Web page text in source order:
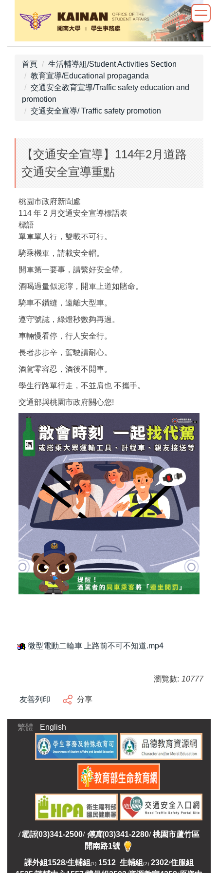
首頁
生活輔導組/Student Activities Section
教育宣導/Educational propaganda
交通安全教育宣導/Traffic safety education and
promotion
交通安全宣導/ Traffic safety promotion
【交通安全宣導】114年2月道路
交通安全宣導重點
桃園市政府新聞處
114 年 2 月交通安全宣導標語表
標語
單車單人行，雙載不可行。
騎乘機車，請載安全帽。
開車第一要事，請繫好安全帶。
酒喝過量似泥濘，開車上道如賭命。
騎車不鑽縫，遠離大型車。
遵守號誌，綠燈秒數夠再過。
車輛慢看停，行人安全行。
長者步步辛，駕駛請耐心。
酒駕零容忍，酒後不開車。
學生行路單行走，不並肩也 不攜手。
交通部與桃園市政府關心您!
微型電動二輪車 上路前不可不知道.mp4
瀏覽數: 10777
友善列印 分享
繁體 English
/電話(03)341-2500/ 傳真(03)341-2280/ 桃園市蘆竹區
開南路1號
課外組 1528/生輔組 (1) 1512 生輔組 (2) 2302/住服組